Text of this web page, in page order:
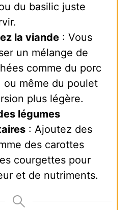
du basilic juste
la viande : Vous
un mélange de
comme du porc
ou même du poulet
plus légère.
légumes
: Ajoutez des
des carottes
courgettes pour
et de nutriments.